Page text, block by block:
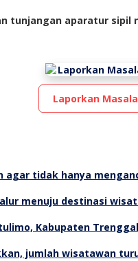
tunjangan aparatur
Laporkan